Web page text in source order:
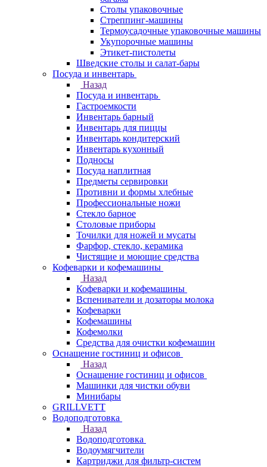
Столы упаковочные
Стреппинг-машины
Термоусадочные упаковочные машины
Укупорочные машины
Этикет-пистолеты
Шведские столы и салат-бары
Посуда и инвентарь
Назад
Посуда и инвентарь
Гастроемкости
Инвентарь барный
Инвентарь для пиццы
Инвентарь кондитерский
Инвентарь кухонный
Подносы
Посуда наплитная
Предметы сервировки
Противни и формы хлебные
Профессиональные ножи
Стекло барное
Столовые приборы
Точилки для ножей и мусаты
Фарфор, стекло, керамика
Чистящие и моющие средства
Кофеварки и кофемашины
Назад
Кофеварки и кофемашины
Вспениватели и дозаторы молока
Кофеварки
Кофемашины
Кофемолки
Средства для очистки кофемашин
Оснащение гостиниц и офисов
Назад
Оснащение гостиниц и офисов
Машинки для чистки обуви
Минибары
GRILLVETT
Водоподготовка
Назад
Водоподготовка
Водоумягчители
Картриджи для фильтр-систем